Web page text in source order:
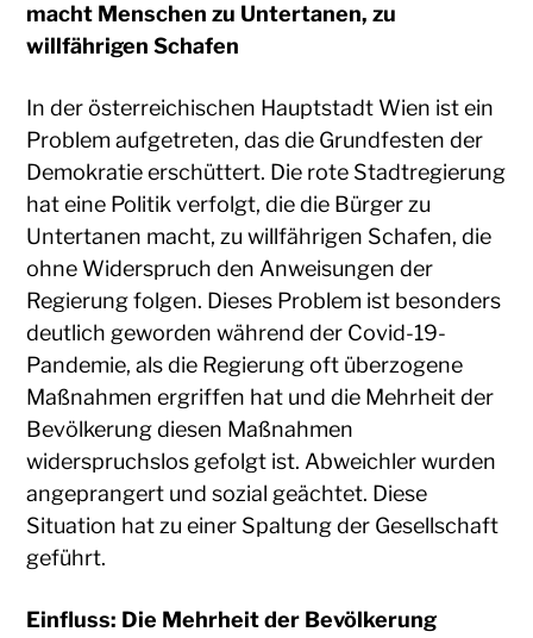
macht Menschen zu Untertanen, zu
willfährigen Schafen
In der österreichischen Hauptstadt Wien ist ein
Problem aufgetreten, das die Grundfesten der
Demokratie erschüttert. Die rote Stadtregierung
hat eine Politik verfolgt, die die Bürger zu
Untertanen macht, zu willfährigen Schafen, die
ohne Widerspruch den Anweisungen der
Regierung folgen. Dieses Problem ist besonders
deutlich geworden während der Covid-19-
Pandemie, als die Regierung oft überzogene
Maßnahmen ergriffen hat und die Mehrheit der
Bevölkerung diesen Maßnahmen
widerspruchslos gefolgt ist. Abweichler wurden
angeprangert und sozial geächtet. Diese
Situation hat zu einer Spaltung der Gesellschaft
geführt.
Einfluss: Die Mehrheit der Bevölkerung